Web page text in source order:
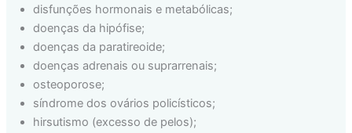
disfunções hormonais e metabólicas;
doenças da hipófise;
doenças da paratireoide;
doenças adrenais ou suprarrenais;
osteoporose;
síndrome dos ovários policísticos;
hirsutismo (excesso de pelos);